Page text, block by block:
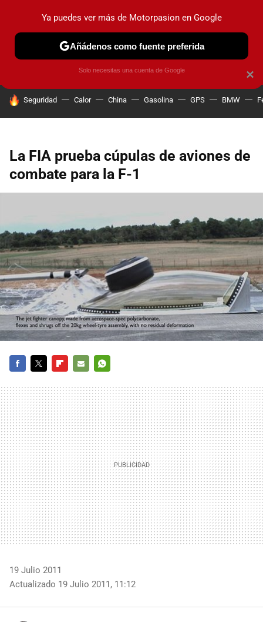
PRUEBAS COCHES ELÉCTRICOS OBSERVATORIO
HOY SE HABLA DE
Seguridad Calor China Gasolina GPS BMW
La FIA prueba cúpulas de aviones de
combate para la F-1
MAIL
19 Julio 2011
Actualizado 19 Julio 2011, 11:12
×
Ya puedes ver más de Motorpasion en Google
Añádenos como fuente preferida
Solo necesitas una cuenta de Google